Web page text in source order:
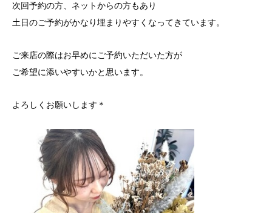
次回予約の方、ネットからの方もあり
土日のご予約がかなり埋まりやすくなってきています。
ご来店の際はお早めにご予約いただいた方が
ご希望に添いやすいかと思います。
よろしくお願いします＊